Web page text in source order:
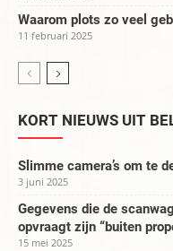
Waarom plots zo veel
11 februari 2025
KORT NIEUWS UIT
Slimme camera’s om te
3 juni 2025
Gegevens die de
opvraagt zijn “buiten
15 mei 2025